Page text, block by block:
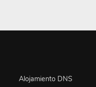
Alojamiento DNS